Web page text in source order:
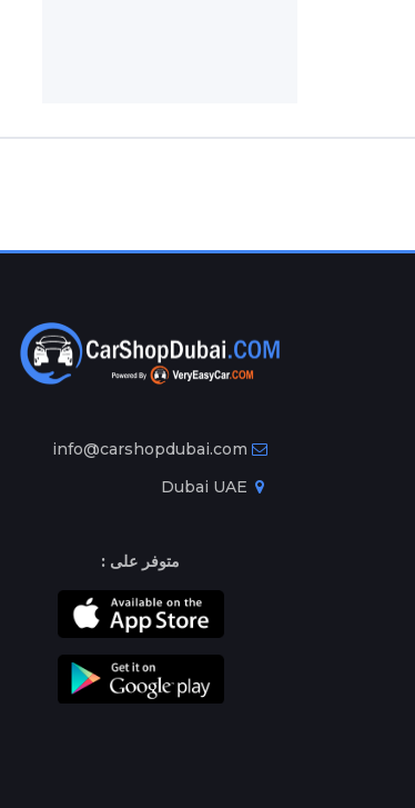
info@carshopdubai.com
متوفر على :